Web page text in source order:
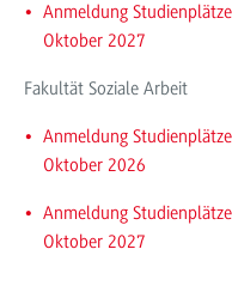
Anmeldung
Oktober 2027
Fakultät Soziale Arbeit
Anmeldung
Oktober 2026
Anmeldung
Oktober 2027